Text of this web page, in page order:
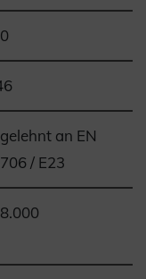
an EN
/ E23